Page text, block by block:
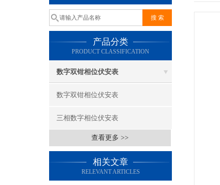
产品分类
PRODUCT CLASSIFICATION
数字双钳相位伏安表
数字双钳相位伏安表
三相数字相位伏安表
查看更多 >>
相关文章
RELEVANT ARTICLES